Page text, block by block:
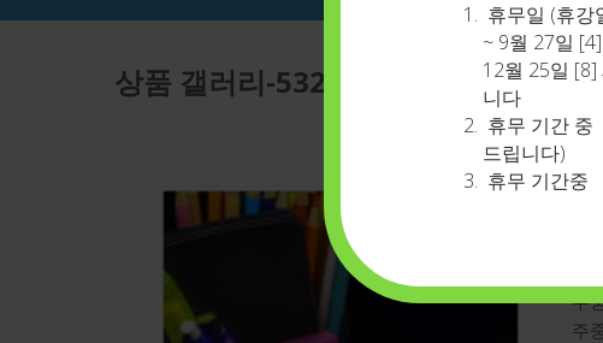
상품 갤러리-532
주
주
휴무일 (휴
~ 9월 27일
12월 25일
니다
휴무 기간
드립니다)
휴무 기간중